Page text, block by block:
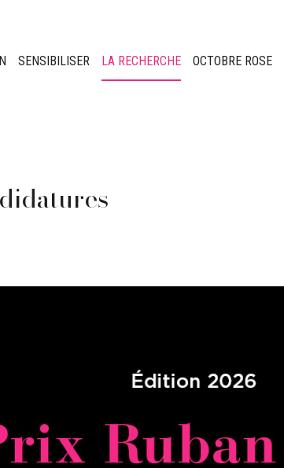
SENSIBILISER LA RECHERCHE OCTOBRE ROSE